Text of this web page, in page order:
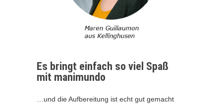
Es bringt einfach so viel Spaß
mit manimundo
…und die Aufbereitung ist echt gut gemacht